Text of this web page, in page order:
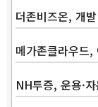
더존비즈온, 개
메가존클라우드
NH투증, 운용·